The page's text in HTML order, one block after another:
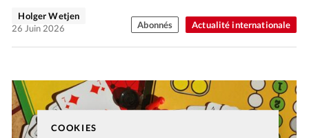
COOKIES
Actualité internationale
Holger Wetjen
26 Juin 2026
Abonnés